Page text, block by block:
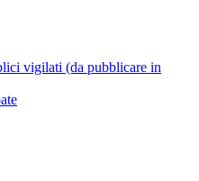
vigilati (da pubblicare in